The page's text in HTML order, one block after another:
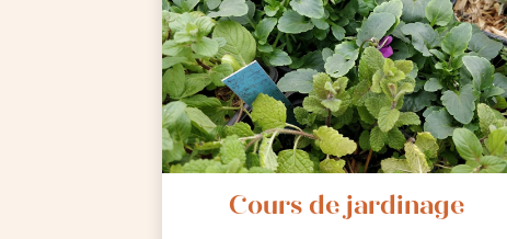
Seine-Saint-Denis (93)
Test-tag-event
Val-d’Oise (95)
Val-de-Marne (94)
Yvelines (78)
Cours de jardinage